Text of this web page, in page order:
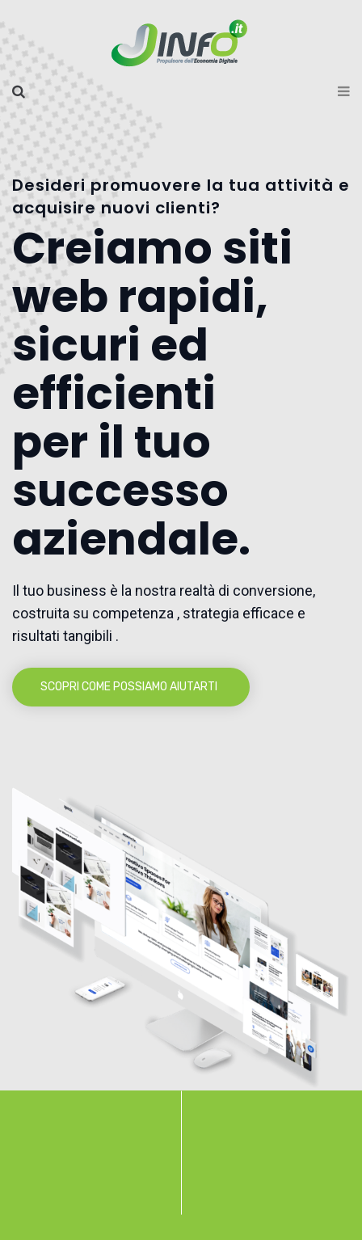
Desideri promuovere la tua attività e
acquisire nuovi clienti?
Creiamo siti
web rapidi,
sicuri ed
efficienti
per il tuo
successo
aziendale.
Il tuo business è la nostra realtà di conversione,
costruita su competenza , strategia efficace e
risultati tangibili .
SCOPRI COME POSSIAMO AIUTARTI